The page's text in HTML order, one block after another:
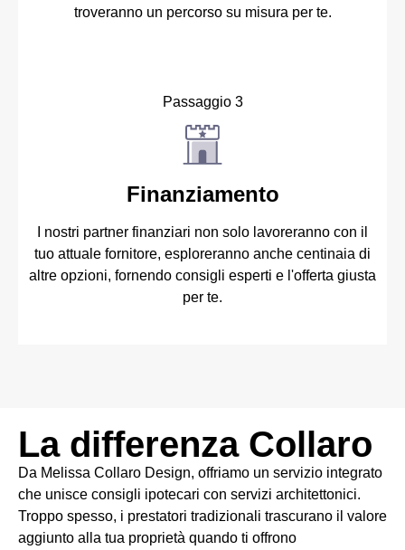
troveranno un percorso su misura per te.
Passaggio 3
Finanziamento
I nostri partner finanziari non solo lavoreranno con il
tuo attuale fornitore, esploreranno anche centinaia di
altre opzioni, fornendo consigli esperti e l'offerta giusta
per te.
La differenza Collaro
Da Melissa Collaro Design, offriamo un servizio integrato
che unisce consigli ipotecari con servizi architettonici.
Troppo spesso, i prestatori tradizionali trascurano il valore
aggiunto alla tua proprietà quando ti offrono